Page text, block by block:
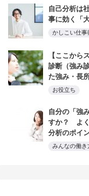
自己分析は
事に効く「
かしこい仕事
【ここから
診断（強み
た強み・長
お役立ち
自分の「強
すか？ よく
分析のポイ
みんなの働き